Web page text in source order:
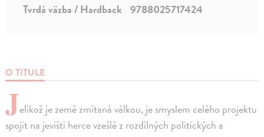
O TITULE
Jelikož je země zmítaná válkou, je smyslem celého projektu
spojit na jevišti herce vzešlé z rozdílných politických a
Tvrdá väzba / Hardback 9788025717424